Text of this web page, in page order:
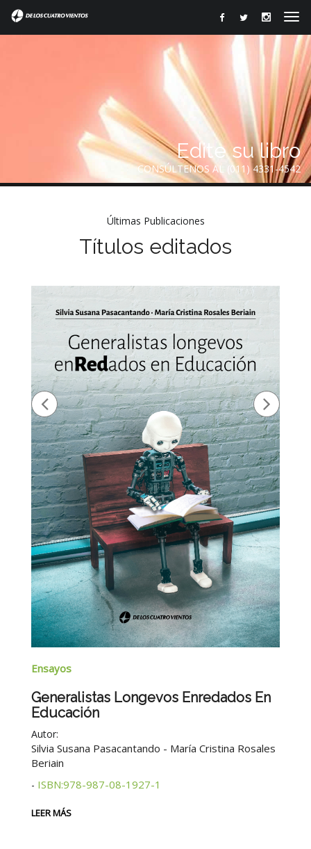
Edite su libro
CONSÚLTENOS AL (011) 4331-4542
Últimas Publicaciones
Títulos editados
Ensayos
Generalistas Longevos Enredados En
Educación
Autor:
Silvia Susana Pasacantando - María Cristina Rosales
Beriain
- ISBN:978-987-08-1927-1
LEER MÁS